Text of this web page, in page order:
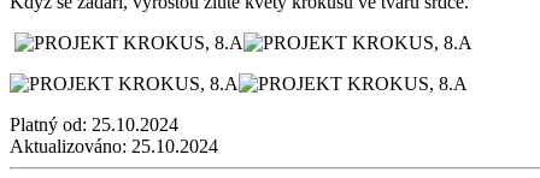
Platný od: 25.10.2024
Aktualizováno: 25.10.2024